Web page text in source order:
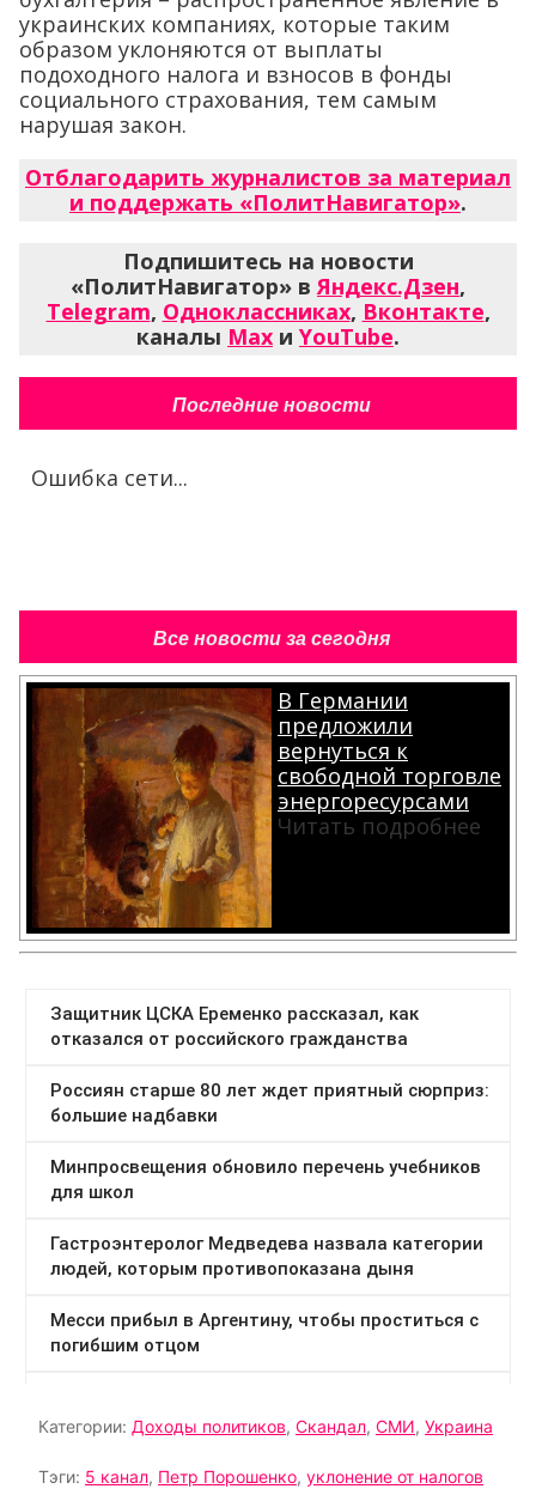
украинских компаниях, которые таким
образом уклоняются от выплаты
подоходного налога и взносов в фонды
социального страхования, тем самым
нарушая закон.
Отблагодарить журналистов за материал
и поддержать «ПолитНавигатор».
Подпишитесь на новости
«ПолитНавигатор» в Яндекс.Дзен,
Telegram, Одноклассниках, Вконтакте,
каналы Max и YouTube.
Последние новости
Ошибка сети...
Все новости за сегодня
В Германии
предложили
вернуться к
свободной торговле
энергоресурсами
Читать подробнее
Категории: Доходы политиков, Скандал, СМИ, Украина
Тэги: 5 канал, Петр Порошенко, уклонение от налогов